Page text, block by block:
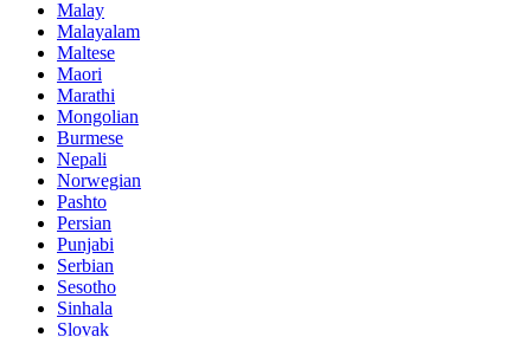
Malay
Malayalam
Maltese
Maori
Marathi
Mongolian
Burmese
Nepali
Norwegian
Pashto
Persian
Punjabi
Serbian
Sesotho
Sinhala
Slovak